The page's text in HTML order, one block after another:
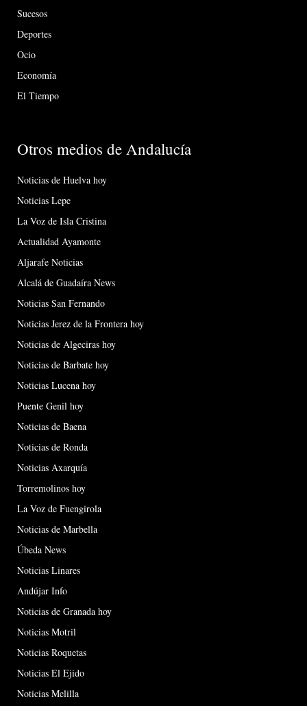
Sucesos
Deportes
Ocio
Economía
El Tiempo
Otros medios de Andalucía
Noticias de Huelva hoy
Noticias Lepe
La Voz de Isla Cristina
Actualidad Ayamonte
Aljarafe Noticias
Alcalá de Guadaíra News
Noticias San Fernando
Noticias Jerez de la Frontera hoy
Noticias de Algeciras hoy
Noticias de Barbate hoy
Noticias Lucena hoy
Puente Genil hoy
Noticias de Baena
Noticias de Ronda
Noticias Axarquía
Torremolinos hoy
La Voz de Fuengirola
Noticias de Marbella
Úbeda News
Noticias Linares
Andújar Info
Noticias de Granada hoy
Noticias Motril
Noticias Roquetas
Noticias El Ejido
Noticias Melilla